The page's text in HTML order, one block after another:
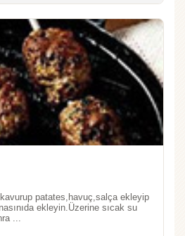
patates,havuç,salça ekleyip
ekleyin.Üzerine sıcak su
...